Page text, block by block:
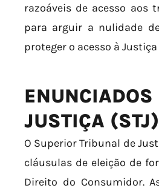
razoáveis de acesso aos
para arguir a nulidade
proteger o acesso à
JUSTIÇA
O Superior Tribunal de
cláusulas de eleição de
Direito do Consumidor.